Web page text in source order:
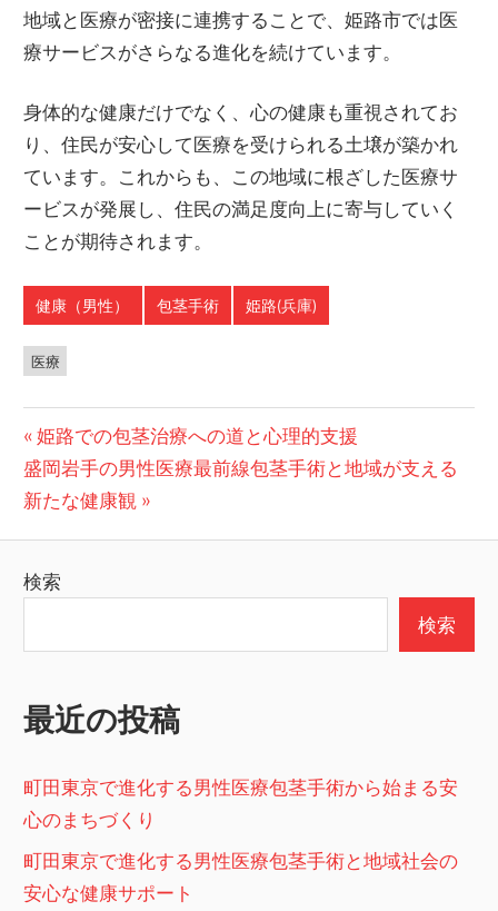
地域と医療が密接に連携することで、姫路市では医
療サービスがさらなる進化を続けています。
身体的な健康だけでなく、心の健康も重視されてお
り、住民が安心して医療を受けられる土壌が築かれ
ています。これからも、この地域に根ざした医療サ
ービスが発展し、住民の満足度向上に寄与していく
ことが期待されます。
健康（男性） 包茎手術 姫路(兵庫)
医療
投
稿
ビ
ー
シ
ョ
ン
前
の
投
姫路での包茎治療への道と心理的支援
次
の
盛岡岩手の男性医療最前線包茎手術と地域が支える
新たな健康観
検索
検索
最近の投稿
町田東京で進化する男性医療包茎手術から始まる安
心のまちづくり
町田東京で進化する男性医療包茎手術と地域社会の
安心な健康サポート